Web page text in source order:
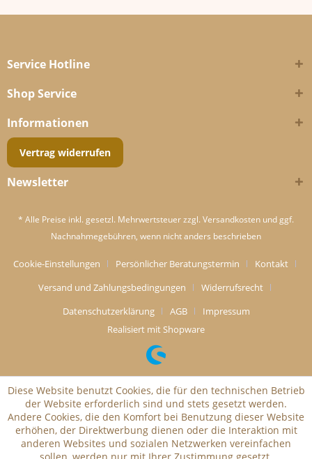
Service Hotline
Shop Service
Informationen
Vertrag widerrufen
Newsletter
* Alle Preise inkl. gesetzl. Mehrwertsteuer zzgl. Versandkosten und ggf.
Nachnahmegebühren, wenn nicht anders beschrieben
Cookie-Einstellungen Persönlicher Beratungstermin
Kontakt
Versand und Zahlungsbedingungen
Widerrufsrecht
Datenschutzerklärung
AGB
Impressum
Realisiert mit Shopware
Diese Website benutzt Cookies, die für den technischen Betrieb
der Website erforderlich sind und stets gesetzt werden.
Andere Cookies, die den Komfort bei Benutzung dieser Website
erhöhen, der Direktwerbung dienen oder die Interaktion mit
anderen Websites und sozialen Netzwerken vereinfachen